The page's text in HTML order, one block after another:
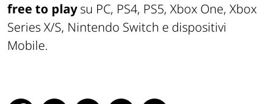
free to playsu PC, PS4, PS5, Xbox One, Xbox
Series X/S, Nintendo Switch e dispositivi
Mobile.